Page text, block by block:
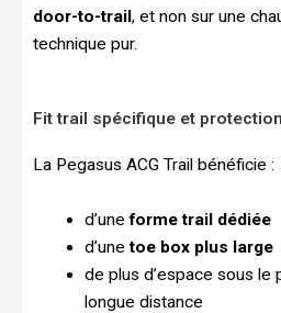
door-to-trail, et non sur une
technique pur.
Fit trail spécifique et
La Pegasus ACG Trail bénéficie :
d’uneforme trail dédiée
d’unetoe box plus large
de plus d’espace sous le
longue distance